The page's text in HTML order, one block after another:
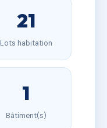
21
Lots habitation
1
Bâtiment(s)